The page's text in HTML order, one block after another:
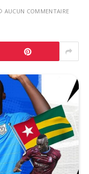
AUCUN COMMENTAIRE